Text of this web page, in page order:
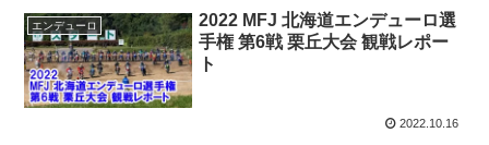
エンデューロ
2022 MFJ 北海道エンデューロ選
手権 第6戦 栗丘大会 観戦レポー
ト
2022.10.16